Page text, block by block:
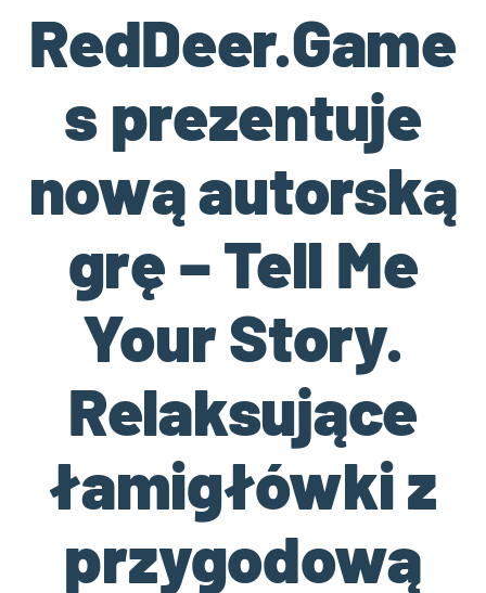
RedDeer.Game
s prezentuje
nową autorską
grę – Tell Me
Your Story.
Relaksujące
łamigłówki z
przygodową